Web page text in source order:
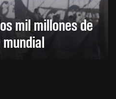
mil millones de